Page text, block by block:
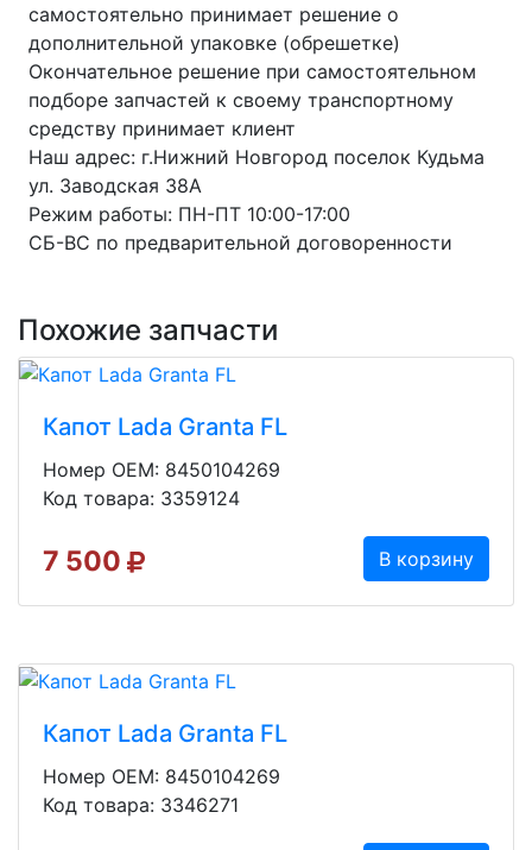
самостоятельно принимает решение о
дополнительной упаковке (обрешетке)
Окончательное решение при самостоятельном
подборе запчастей к своему транспортному
средству принимает клиент
Наш адрес: г.Нижний Новгород поселок Кудьма
ул. Заводская 38А
Режим работы: ПН-ПТ 10:00-17:00
СБ-ВС по предварительной договоренности
Похожие запчасти
Капот Lada Granta FL
Номер OEM: 8450104269
Код товара: 3359124
7 500 В корзину
Капот Lada Granta FL
Номер OEM: 8450104269
Код товара: 3346271